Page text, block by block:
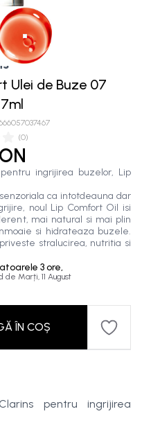
(0)
Ulei de Buze 07
ingrijirea buzelor, Lip
ca intotdeauna dar
noul Lip Comfort Oil isi
mai natural si mai plin
si hidrateaza buzele.
stralucirea, nutritia si
3 ore,
de Marți, 11 August
ÎN COȘ
pentru ingrijirea